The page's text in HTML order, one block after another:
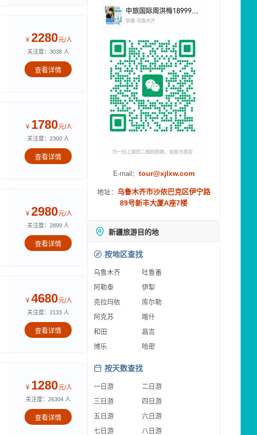
￥ 2280元/人
关注度：3038 人
查看详情
￥ 1780元/人
关注度：2300 人
查看详情
￥ 2980元/人
关注度：2899 人
查看详情
￥ 4680元/人
关注度：2133 人
查看详情
￥ 1280元/人
关注度：26304 人
查看详情
E-mail： tour@xjlxw.com
地址： 乌鲁木齐市沙依巴克区伊宁路
89号新丰大厦A座7楼
新疆旅游目的地
按地区查找
乌鲁木齐
吐鲁番
阿勒泰
伊犁
克拉玛依
库尔勒
阿克苏
喀什
和田
昌吉
博乐
哈密
按天数查找
一日游
二日游
三日游
四日游
五日游
六日游
七日游
八日游